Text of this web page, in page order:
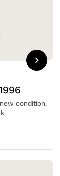
condition.
chevron_right